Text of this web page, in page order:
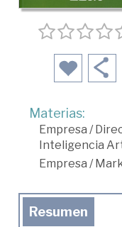
Materias:
Empresa /
Inteligencia
Empresa /
Resumen